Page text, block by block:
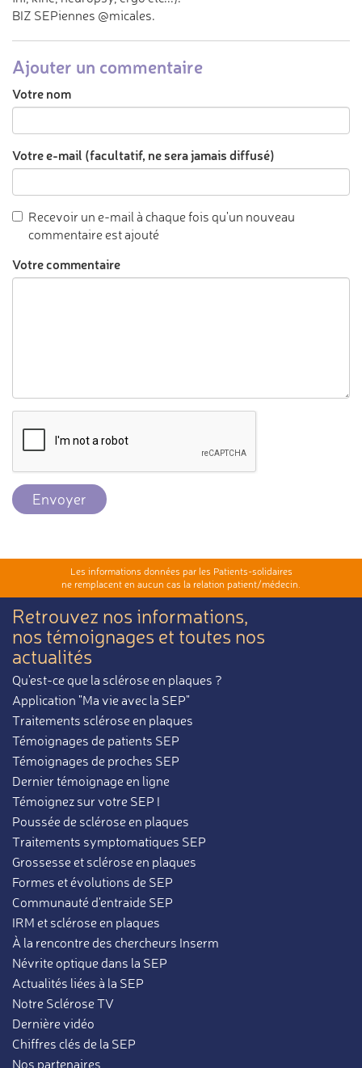
BIZ SEPiennes @micales.
Ajouter un commentaire
Votre nom
Votre e-mail (facultatif, ne sera jamais diffusé)
Recevoir un e-mail à chaque fois qu'un nouveau
commentaire est ajouté
Votre commentaire
Envoyer
Les informations données par les Patients-solidaires
ne remplacent en aucun cas la relation patient/médecin.
Retrouvez nos informations,
nos témoignages et toutes nos
actualités
Qu'est-ce que la sclérose en plaques ?
Application "Ma vie avec la SEP"
Traitements sclérose en plaques
Témoignages de patients SEP
Témoignages de proches SEP
Dernier témoignage en ligne
Témoignez sur votre SEP !
Poussée de sclérose en plaques
Traitements symptomatiques SEP
Grossesse et sclérose en plaques
Formes et évolutions de SEP
Communauté d'entraide SEP
IRM et sclérose en plaques
À la rencontre des chercheurs Inserm
Névrite optique dans la SEP
Actualités liées à la SEP
Notre Sclérose TV
Dernière vidéo
Chiffres clés de la SEP
Nos partenaires